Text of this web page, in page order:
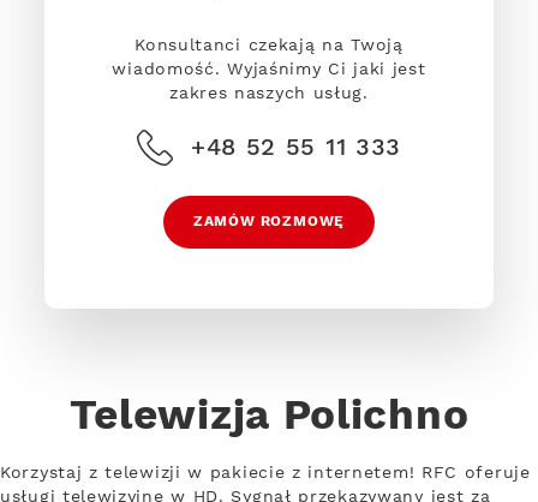
Konsultanci czekają na Twoją
wiadomość. Wyjaśnimy Ci jaki jest
zakres naszych usług.
+48 52 55 11 333
ZAMÓW ROZMOWĘ
Telewizja Polichno
Korzystaj z telewizji w pakiecie z internetem! RFC oferuje
usługi telewizyjne w HD. Sygnał przekazywany jest za